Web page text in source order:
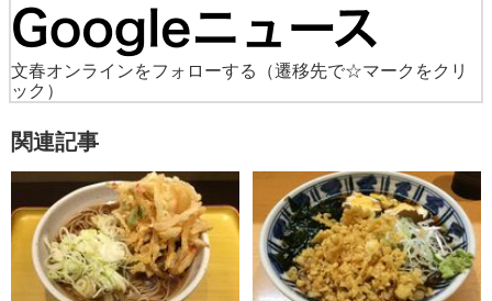
文春オンラインをフォローする
（遷移先で☆マークをクリ
ック）
関連記事